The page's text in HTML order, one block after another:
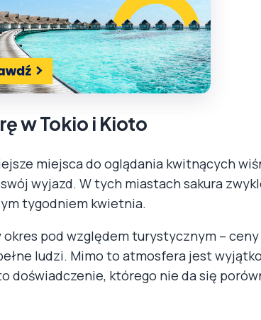
w Tokio i Kioto
miejsca do oglądania kwitnących
wyjazd. W tych miastach sakura
tygodniem kwietnia.
pod względem turystycznym – ceny
ludzi. Mimo to atmosfera jest
doświadczenie, którego nie da się